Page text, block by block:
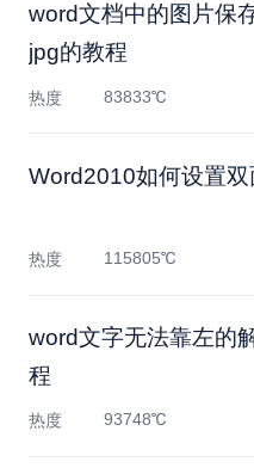
​word文档中的图片保
jpg的教程
热度 83833℃
Word2010如何设置双
热度 115805℃
​word文字无法靠左的
程
热度 93748℃